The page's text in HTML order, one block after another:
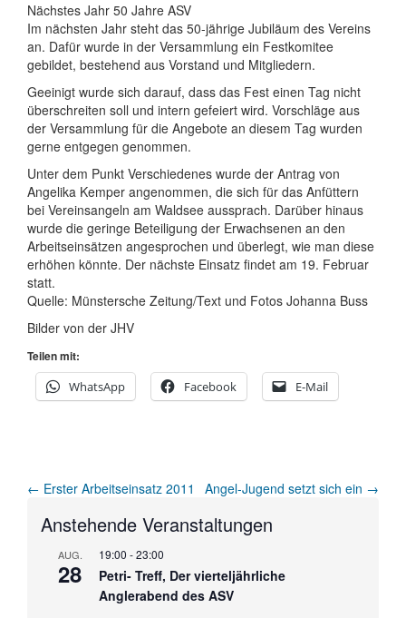
Nächstes Jahr 50 Jahre ASV
Im nächsten Jahr steht das 50-jährige Jubiläum des Vereins
an. Dafür wurde in der Versammlung ein Festkomitee
gebildet, bestehend aus Vorstand und Mitgliedern.
Geeinigt wurde sich darauf, dass das Fest einen Tag nicht
überschreiten soll und intern gefeiert wird. Vorschläge aus
der Versammlung für die Angebote an diesem Tag wurden
gerne entgegen genommen.
Unter dem Punkt Verschiedenes wurde der Antrag von
Angelika Kemper angenommen, die sich für das Anfüttern
bei Vereinsangeln am Waldsee aussprach. Darüber hinaus
wurde die geringe Beteiligung der Erwachsenen an den
Arbeitseinsätzen angesprochen und überlegt, wie man diese
erhöhen könnte. Der nächste Einsatz findet am 19. Februar
statt.
Quelle: Münstersche Zeitung/Text und Fotos Johanna Buss
Bilder von der JHV
Teilen mit:
WhatsApp
Facebook E-Mail
Artikel-
Navigation
← Erster Arbeitseinsatz 2011 Angel-Jugend setzt sich ein →
Anstehende Veranstaltungen
AUG.
28
19:00 -23:00
Petri- Treff, Der vierteljährliche
Anglerabend des ASV